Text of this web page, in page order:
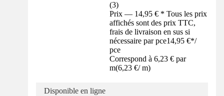
(3)
Prix — 14,95 € * Tous les prix
affichés sont des prix TTC,
frais de livraison en sus si
nécessaire par pce14,95 €*/
pce
Correspond à 6,23 € par
m(6,23 €/ m)
Disponible en ligne